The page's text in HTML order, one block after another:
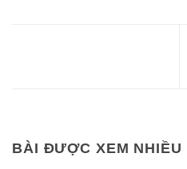
BÀI ĐƯỢC XEM NHIỀU